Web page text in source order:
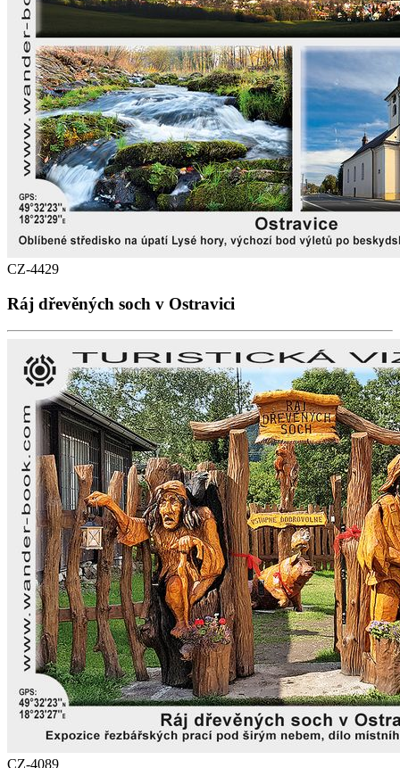
CZ-4429
Ráj dřevěných soch v Ostravici
CZ-4089